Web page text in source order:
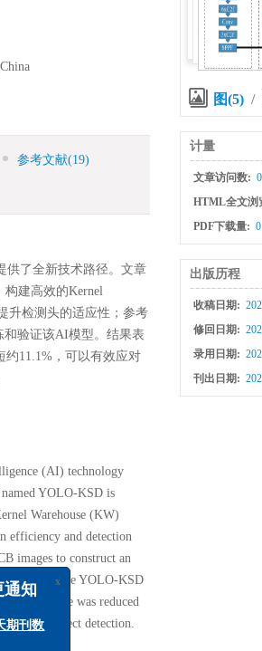
参考文献(19)
供了全新技术路径。文章
建高效的Kernel
升检测头的适应性；参考
和验证该AI模型。结果表
11.1%，可以有效应对
(AI) technology
YOLO-KSD is
Warehouse (KW)
efficiency and detection
images to construct an
the YOLO-KSD
per frame was reduced
small-object detection.
图(5) /
计量
文章访问数: 0
HTML全文浏
PDF下载量: 0
出版历程
收稿日期:
修回日期:
录用日期:
刊出日期:
x
通知